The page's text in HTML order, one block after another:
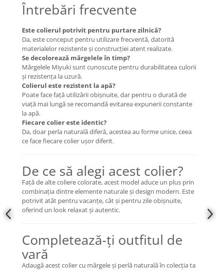
Întrebări frecvente
Este colierul potrivit pentru purtare zilnică?
Da, este conceput pentru utilizare frecventă, datorită
materialelor rezistente și construcției atent realizate.
Se decolorează mărgelele în timp?
Mărgelele Miyuki sunt cunoscute pentru durabilitatea culorii
și rezistența la uzură.
Colierul este rezistent la apă?
Poate face față utilizării obișnuite, dar pentru o durată de
viață mai lungă se recomandă evitarea expunerii constante
la apă.
Fiecare colier este identic?
Da, doar perla naturală diferă, acestea au forme unice, ceea
ce face fiecare colier ușor diferit.
De ce să alegi acest colier?
Față de alte coliere colorate, acest model aduce un plus prin
combinația dintre elemente naturale și design modern. Este
potrivit atât pentru vacanțe, cât și pentru zile obișnuite,
oferind un look relaxat și autentic.
Completează-ți outfitul de
vară
Adaugă acest colier cu mărgele și perlă naturală în colecția ta